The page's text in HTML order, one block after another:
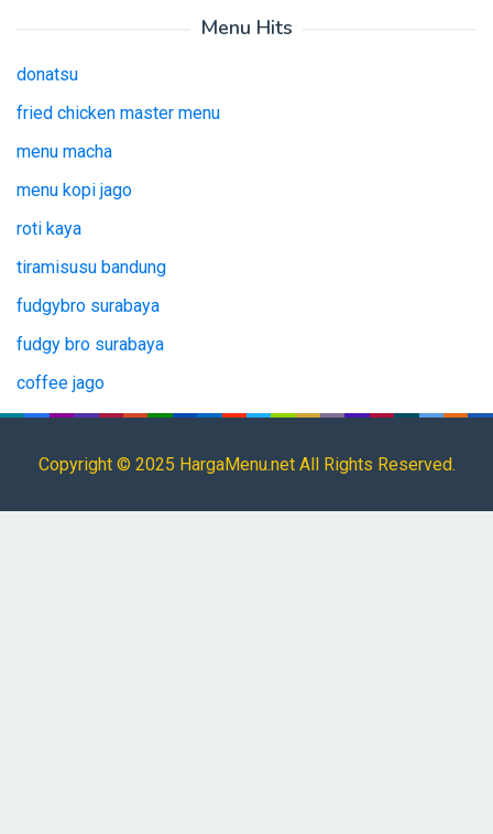
Menu Hits
donatsu
fried chicken master menu
menu macha
menu kopi jago
roti kaya
tiramisusu bandung
fudgybro surabaya
fudgy bro surabaya
coffee jago
tianlala menu
Copyright © 2025 HargaMenu.net All Rights Reserved.